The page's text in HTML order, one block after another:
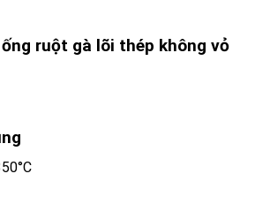
ống ruột gà lõi thép không vỏ